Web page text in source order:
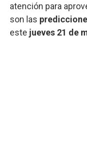
atención para
son las
este jueves 21 de